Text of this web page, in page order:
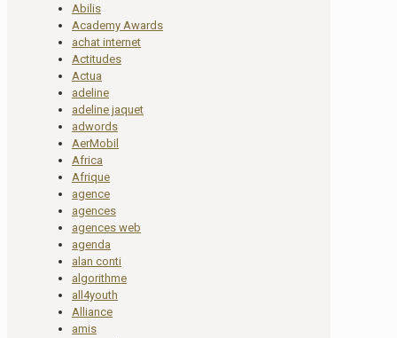
Abilis
Academy Awards
achat internet
Actitudes
Actua
adeline
adeline jaquet
adwords
AerMobil
Africa
Afrique
agence
agences
agences web
agenda
alan conti
algorithme
all4youth
Alliance
amis